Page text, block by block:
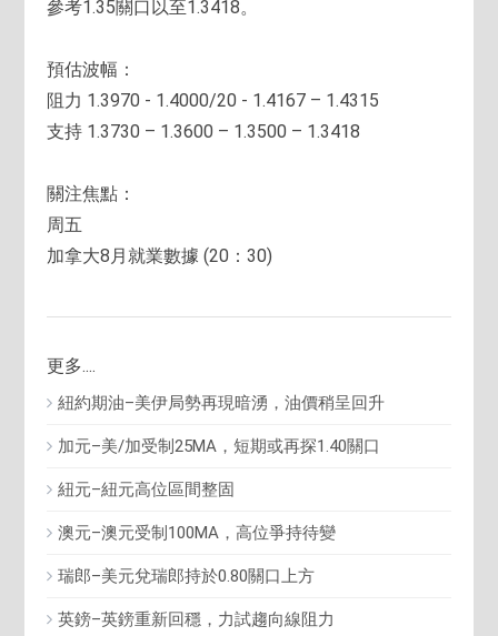
參考1.35關口以至1.3418。
預估波幅：
阻力 1.3970 - 1.4000/20 - 1.4167 – 1.4315
支持 1.3730 – 1.3600 – 1.3500 – 1.3418
關注焦點：
周五
加拿大8月就業數據 (20：30)
更多....
紐約期油–美伊局勢再現暗湧，油價稍呈回升
加元–美/加受制25MA，短期或再探1.40關口
紐元–紐元高位區間整固
澳元–澳元受制100MA，高位爭持待變
瑞郎–美元兌瑞郎持於0.80關口上方
英鎊–英鎊重新回穩，力試趨向線阻力